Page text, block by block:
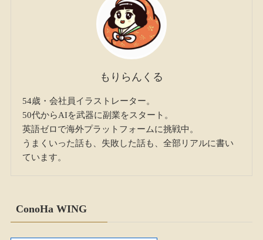
もりらんくる
54歳・会社員イラストレーター。
50代からAIを武器に副業をスタート。
英語ゼロで海外プラットフォームに挑戦中。
うまくいった話も、失敗した話も、全部リアルに書い
ています。
ConoHa WING